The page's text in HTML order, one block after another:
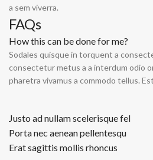
a sem viverra.
FAQs
How this can be done for me?
Sodales quisque in torquent a
consectetur metus a a interdum odio
pharetra vivamus a commodo tellus.
Justo ad nullam scelerisque fel
Porta nec aenean pellentesqu
Erat sagittis mollis rhoncus